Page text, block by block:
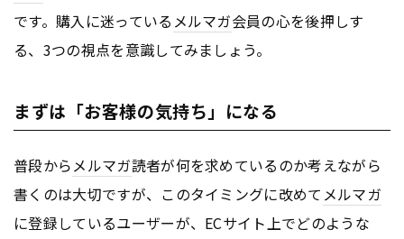
です。購入に迷っている メルマガ会員の心を後押しす
る、3つの視点を意識してみましょう。
まずは「お客様の気持ち」になる
普段からメルマガ読者が何を求めているのか考えながら
書くのは大切ですが、このタイミングに改めて メルマガ
に登録しているユーザーが、ECサイト上でどのような